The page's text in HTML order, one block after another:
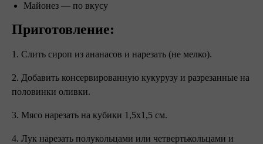
Майонез — по вкусу ⠀
Приготовление:⠀
1. Слить сироп из ананасов и нарезать (не мелко).
2. Добавить консервированную кукурузу и разрезанные на
половинки оливки.
3. Мясо нарезать на кубики 1,5х1,5 см.
4. Лук нарезать полукольцами или четвертькольцами и